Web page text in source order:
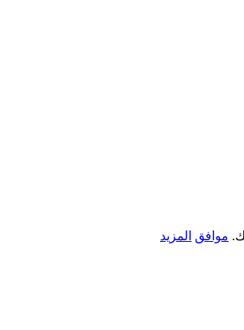
موافق المزيد